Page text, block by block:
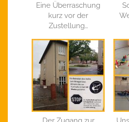
Eine Überraschung
kurz vor der
Zustellung…